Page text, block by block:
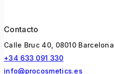
Contacto
Calle Bruc 40, 08010 Barcelona
+34 633 091 330
info@procosmetics.es